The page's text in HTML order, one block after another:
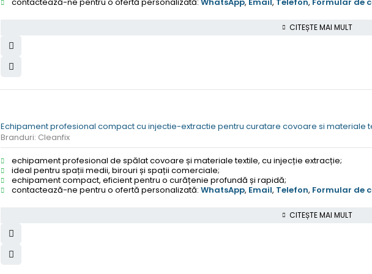
CITEȘTE MAI MULT
Echipament profesional compact cu injectie-extractie pentru curatare covoare si materiale
Branduri: Cleanfix
echipament profesional de spălat covoare și materiale textile, cu injecție extracție;
ideal pentru spații medii, birouri și spații comerciale;
echipament compact, eficient pentru o curățenie profundă și rapidă;
contactează-ne pentru o ofertă personalizată: WhatsApp, Email, Telefon, Formular de
CITEȘTE MAI MULT